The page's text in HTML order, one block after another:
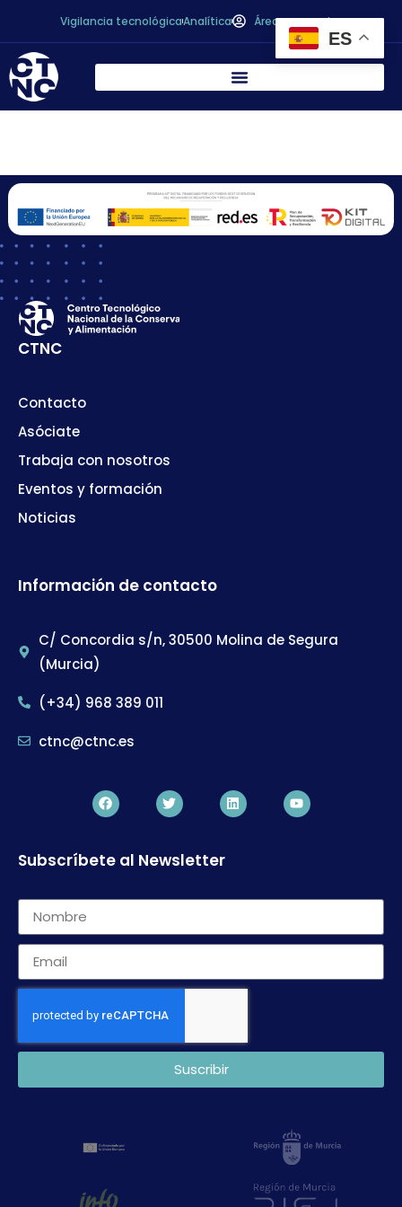
Vigilancia tecnológicaAnalítica Área personal
CTNC
Contacto
Asóciate
Trabaja con nosotros
Eventos y formación
Noticias
Información de contacto
C/ Concordia s/n, 30500 Molina de Segura
(Murcia)
(+34) 968 389 011
ctnc@ctnc.es
Subscríbete al Newsletter
Suscribir
ES